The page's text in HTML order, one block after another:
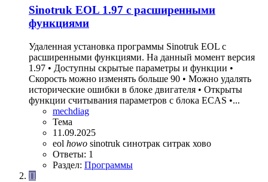
Sinotruk EOL 1.97 с расширенными
функциями
Удаленная установка программы Sinotruk EOL с
расширенными функциями. На данный момент версия
1.97 • Доступны скрытые параметры и функции •
Скорость можно изменять больше 90 • Можно удалять
исторические ошибки в блоке двигателя • Открыты
функции считывания параметров с блока ECAS •...
mechdiag
Тема
11.09.2025
eol howo sinotruk синотрак ситрак хово
Ответы: 1
Раздел: Программы
П